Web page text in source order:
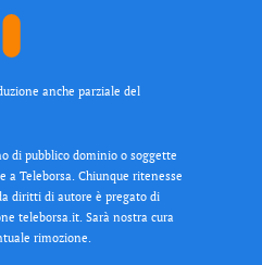
anche parziale del
di pubblico dominio o soggette
a Teleborsa. Chiunque ritenesse
diritti di autore è pregato di
teleborsa.it. Sarà nostra cura
rimozione.